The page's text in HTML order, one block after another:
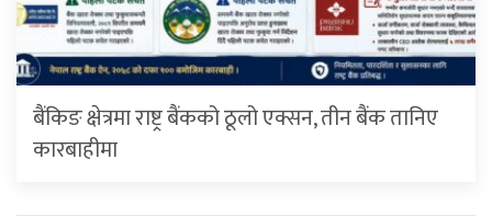
बैंकिङ क्षेत्रमा राष्ट्र बैंकको ठूलो एक्सन, तीन बैंक तानिए
कारबाहीमा